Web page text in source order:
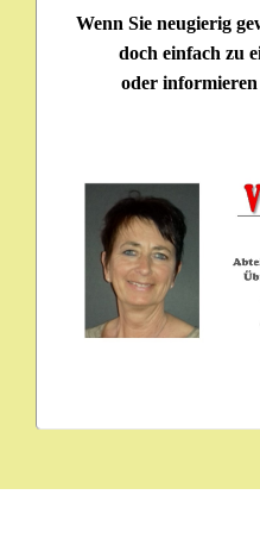
Wenn Sie neugierig
doch einfach zu
oder informieren